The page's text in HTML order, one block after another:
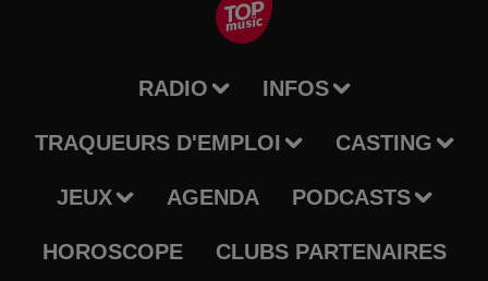
RADIO INFOS
TRAQUEURS D'EMPLOI CASTING
JEUX AGENDA PODCASTS
HOROSCOPE CLUBS PARTENAIRES